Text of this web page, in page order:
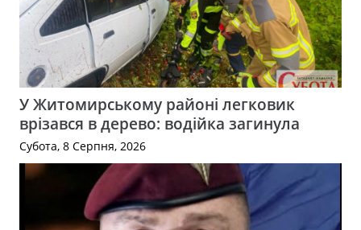
У Житомирському районі легковик
врізався в дерево: водійка загинула
Субота, 8 Серпня, 2026